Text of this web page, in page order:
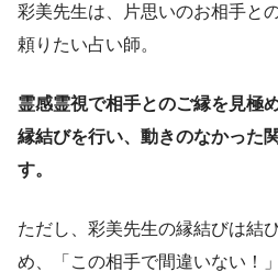
彩美先生は、片思いのお相手と
頼りたい占い師。
霊感霊視で相手とのご縁を見極
縁結びを行い、動きのなかった
す。
ただし、彩美先生の縁結びは結
め、「この相手で間違いない！